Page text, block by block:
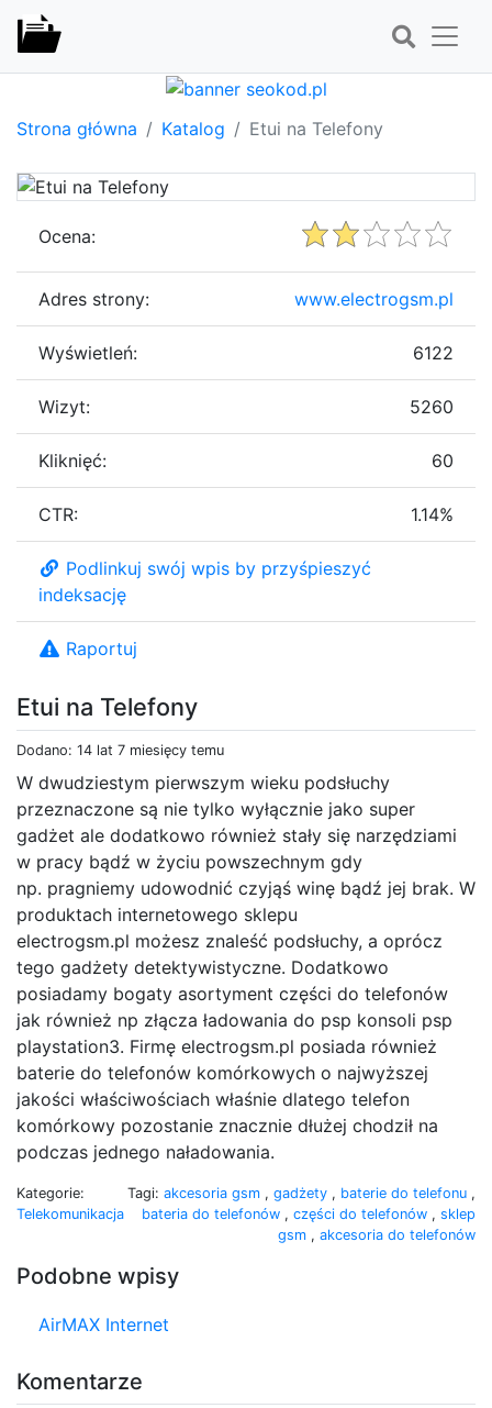
Strona główna Katalog Etui na Telefony
Etui na Telefony
Dodano: 14 lat 7 miesięcy temu
W dwudziestym pierwszym wieku podsłuchy
przeznaczone są nie tylko wyłącznie jako super
gadżet ale dodatkowo również stały się narzędziami
w pracy bądź w życiu powszechnym gdy
np. pragniemy udowodnić czyjąś winę bądź jej brak. W
produktach internetowego sklepu
electrogsm.pl możesz znaleść podsłuchy, a oprócz
tego gadżety detektywistyczne. Dodatkowo
posiadamy bogaty asortyment części do telefonów
jak również np złącza ładowania do psp konsoli psp
playstation3. Firmę electrogsm.pl posiada również
baterie do telefonów komórkowych o najwyższej
jakości właściwościach właśnie dlatego telefon
komórkowy pozostanie znacznie dłużej chodził na
podczas jednego naładowania.
Kategorie:
Telekomunikacja
Tagi: akcesoria gsm , gadżety , baterie do telefonu ,
bateria do telefonów , części do telefonów , sklep
gsm , akcesoria do telefonów
Podobne wpisy
AirMAX Internet
Komentarze
Ocena:
Adres strony: www.electrogsm.pl
Wyświetleń: 6122
Wizyt: 5260
Kliknięć: 60
CTR: 1.14%
Podlinkuj swój wpis by przyśpieszyć
indeksację
Raportuj